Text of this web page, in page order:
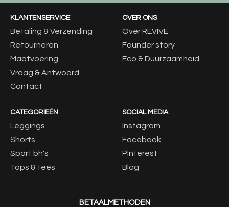
KLANTENSERVICE
Betaling & Verzending
Retourneren
Maatvoering
Vraag & Antwoord
Contact
OVER ONS
Over REVIVE
Founder story
Eco & Duurzaamheid
CATEGORIEËN
Leggings
Shorts
Sport bh's
Tops & tees
SOCIAL MEDIA
Instagram
Facebook
Pinterest
Blog
BETAALMETHODEN